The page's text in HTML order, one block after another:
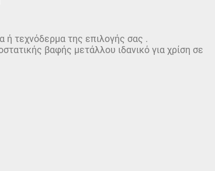
τεχνόδερμα της επιλογής σας .
βαφής μετάλλου ιδανικό για χρίση σε